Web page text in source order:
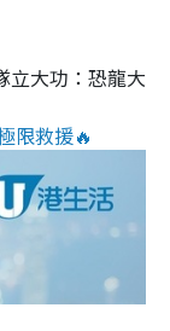
立大功：恐龍大
限救援🔥